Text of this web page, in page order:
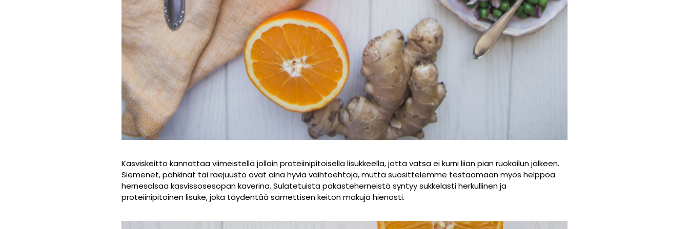
Kasviskeitto kannattaa viimeistellä jollain proteiinipitoisella lisukkeella, jotta vatsa ei kurni liian pian ruokailun jälkeen.
Siemenet, pähkinät tai raejuusto ovat aina hyviä vaihtoehtoja, mutta suosittelemme testaamaan myös helppoa
hernesalsaa kasvissosesopan kaverina. Sulatetuista pakasteherneistä syntyy sukkelasti herkullinen ja
proteiinipitoinen lisuke, joka täydentää samettisen keiton makuja hienosti.